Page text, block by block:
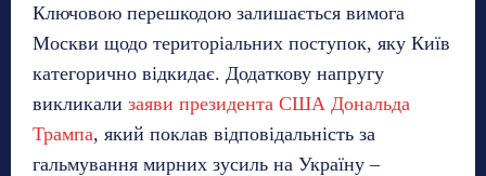
Ключовою перешкодою залишається вимога
Москви щодо територіальних поступок, яку Київ
категорично відкидає. Додаткову напругу
викликали заяви президента США Дональда
Трампа, який поклав відповідальність за
гальмування мирних зусиль на Україну –